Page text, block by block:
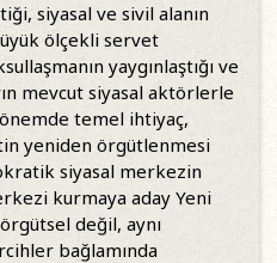
siyasal ve sivil alanın
ölçekli servet
yaygınlaştığı ve
mevcut siyasal aktörlerle
temel ihtiyaç,
yeniden örgütlenmesi
siyasal merkezin
kurmaya aday Yeni
değil, aynı
bağlamında